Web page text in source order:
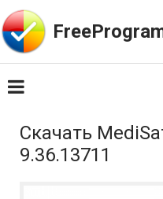
Скачать
9.36.13711